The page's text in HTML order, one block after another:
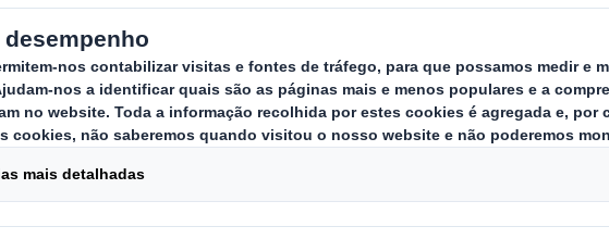
muito importante para o setor
como para outros países próximos.